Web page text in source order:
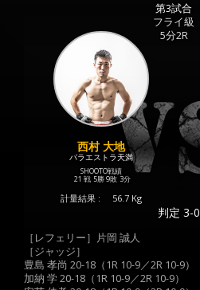
第3試合
フライ級
5分2R
西村 大地
パラエストラ天満
SHOOTO戦績
21 戦 5勝 9敗 3分
計量結果 : 56.7 Kg
判定 3-0
［レフェリー］片岡 誠人
［ジャッジ］
豊島 孝尚 20-18（1R 10-9／2R 10-9）
加納 学 20-18（1R 10-9／2R 10-9）